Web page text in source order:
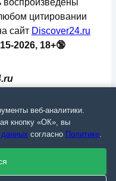
номер: ЭЛ №
цитировании
сайт Discover24.ru
2026, 18+🔞
веб-аналитики.
кнопку «ОК», вы
данных согласно Политике.